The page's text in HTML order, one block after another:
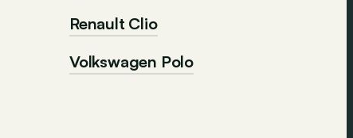
Renault Clio
Volkswagen Polo